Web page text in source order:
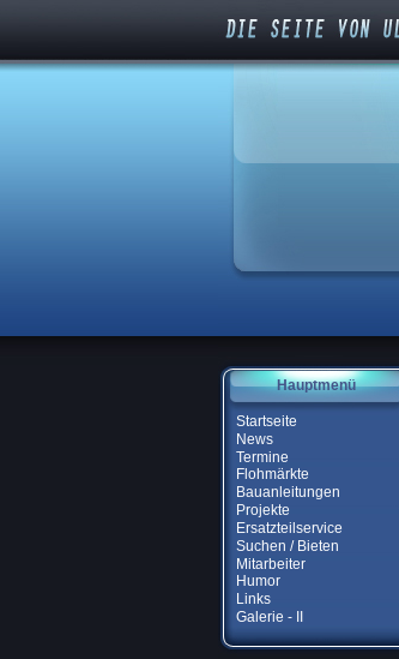
Hauptmenü
Startseite
News
Termine
Flohmärkte
Bauanleitungen
Projekte
Ersatzteilservice
Suchen / Bieten
Mitarbeiter
Humor
Links
Galerie - II